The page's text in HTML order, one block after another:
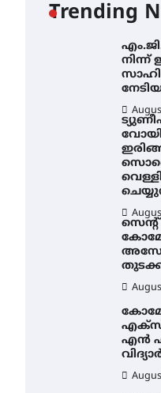
Trending
നിന്ന്
എൻ